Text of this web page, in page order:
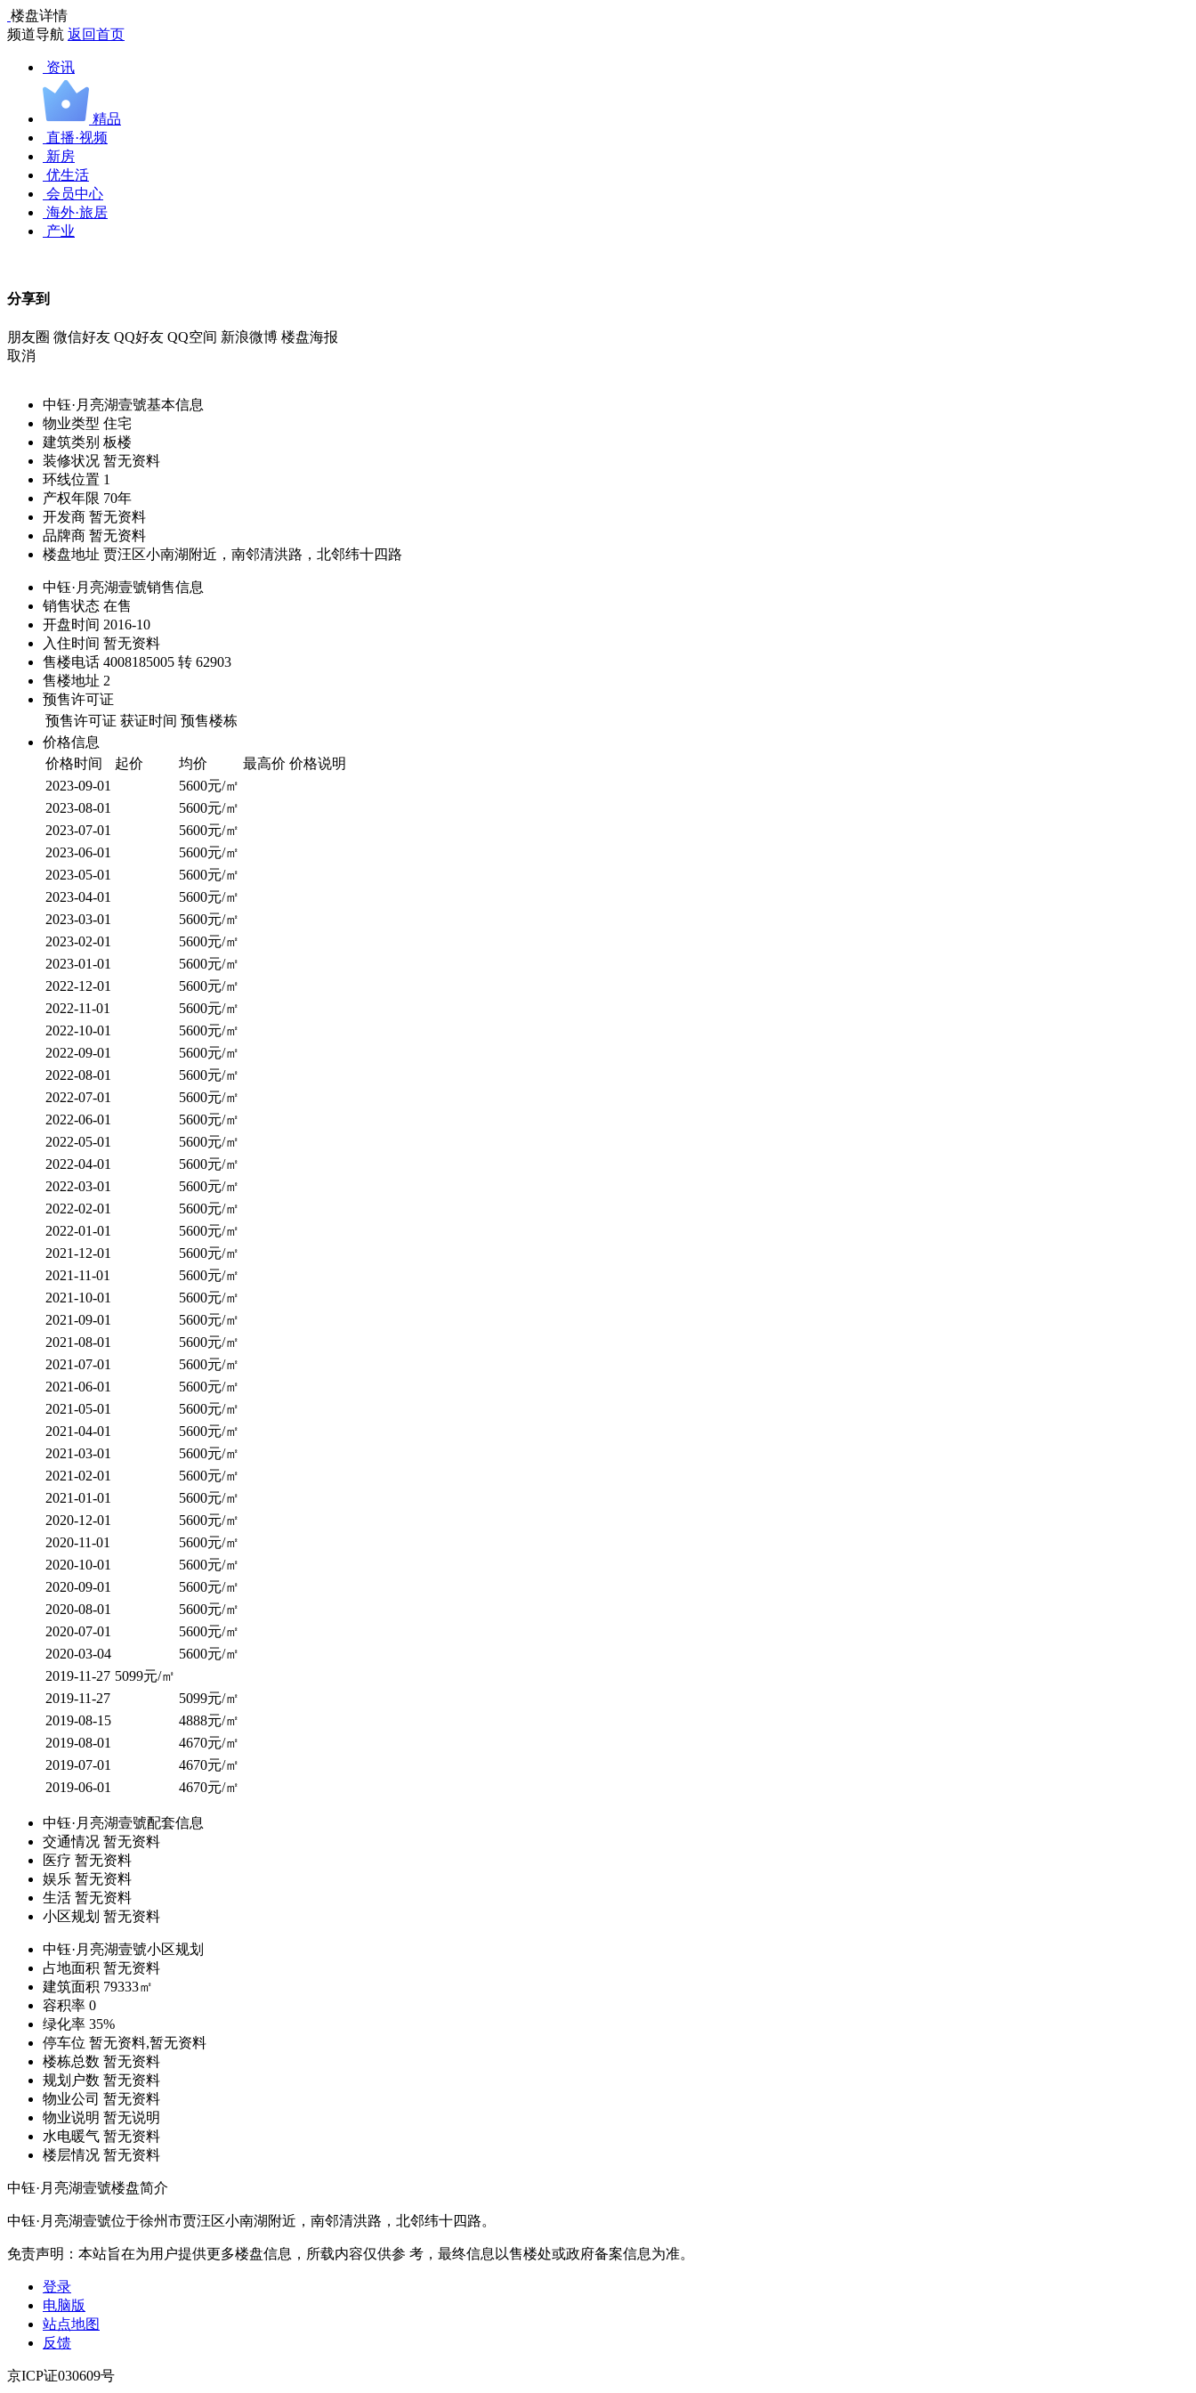
楼盘详情
频道导航 返回首页
资讯
精品
直播·视频
新房
优生活
会员中心
海外·旅居
产业
分享到
朋友圈 微信好友 QQ好友 QQ空间 新浪微博 楼盘海报
取消
中钰·月亮湖壹號基本信息
物业类型 住宅
建筑类别 板楼
装修状况 暂⽆资料
环线位置 1
产权年限 70年
开发商 暂⽆资料
品牌商 暂⽆资料
楼盘地址 贾汪区小南湖附近，南邻清洪路，北邻纬十四路
中钰·月亮湖壹號销售信息
销售状态 在售
开盘时间 2016-10
入住时间 暂无资料
售楼电话 4008185005 转 62903
售楼地址 2
预售许可证
预售许可证 获证时间 预售楼栋
价格信息
价格时间
起价 均价 最高价 价格说明
2023-09-01
5600元/㎡
2023-08-01
5600元/㎡
2023-07-01
5600元/㎡
2023-06-01
5600元/㎡
2023-05-01
5600元/㎡
2023-04-01
5600元/㎡
2023-03-01
5600元/㎡
2023-02-01
5600元/㎡
2023-01-01
5600元/㎡
2022-12-01
5600元/㎡
2022-11-01
5600元/㎡
2022-10-01
5600元/㎡
2022-09-01
5600元/㎡
2022-08-01
5600元/㎡
2022-07-01
5600元/㎡
2022-06-01
5600元/㎡
2022-05-01
5600元/㎡
2022-04-01
5600元/㎡
2022-03-01
5600元/㎡
2022-02-01
5600元/㎡
2022-01-01
5600元/㎡
2021-12-01
5600元/㎡
2021-11-01
5600元/㎡
2021-10-01
5600元/㎡
2021-09-01
5600元/㎡
2021-08-01
5600元/㎡
2021-07-01
5600元/㎡
2021-06-01
5600元/㎡
2021-05-01
5600元/㎡
2021-04-01
5600元/㎡
2021-03-01
5600元/㎡
2021-02-01
5600元/㎡
2021-01-01
5600元/㎡
2020-12-01
5600元/㎡
2020-11-01
5600元/㎡
2020-10-01
5600元/㎡
2020-09-01
5600元/㎡
2020-08-01
5600元/㎡
2020-07-01
5600元/㎡
2020-03-04
5600元/㎡
2019-11-27 5099元/㎡
2019-11-27
5099元/㎡
2019-08-15
4888元/㎡
2019-08-01
4670元/㎡
2019-07-01
4670元/㎡
2019-06-01
4670元/㎡
中钰·月亮湖壹號配套信息
交通情况 暂⽆资料
医疗 暂⽆资料
娱乐 暂⽆资料
生活 暂⽆资料
小区规划 暂⽆资料
中钰·月亮湖壹號小区规划
占地面积 暂无资料
建筑面积 79333㎡
容积率 0
绿化率 35%
停车位 暂无资料,暂无资料
楼栋总数 暂无资料
规划户数 暂无资料
物业公司 暂⽆资料
物业说明 暂无说明
水电暖气 暂⽆资料
楼层情况 暂⽆资料
中钰·月亮湖壹號楼盘简介
中钰·月亮湖壹號位于徐州市贾汪区小南湖附近，南邻清洪路，北邻纬十四路。
免责声明：本站旨在为用户提供更多楼盘信息，所载内容仅供参 考，最终信息以售楼处或政府备案信息为准。
登录
电脑版
站点地图
反馈
京ICP证030609号